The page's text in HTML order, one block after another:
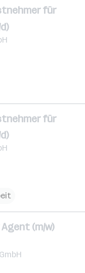
für
für
(m/w)